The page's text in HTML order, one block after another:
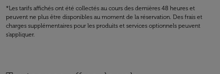
*Les tarifs affichés ont été collectés au cours des dernières 48 heures et
peuvent ne plus être disponibles au moment de la réservation. Des frais et
charges supplémentaires pour les produits et services optionnels peuvent
s'appliquer.